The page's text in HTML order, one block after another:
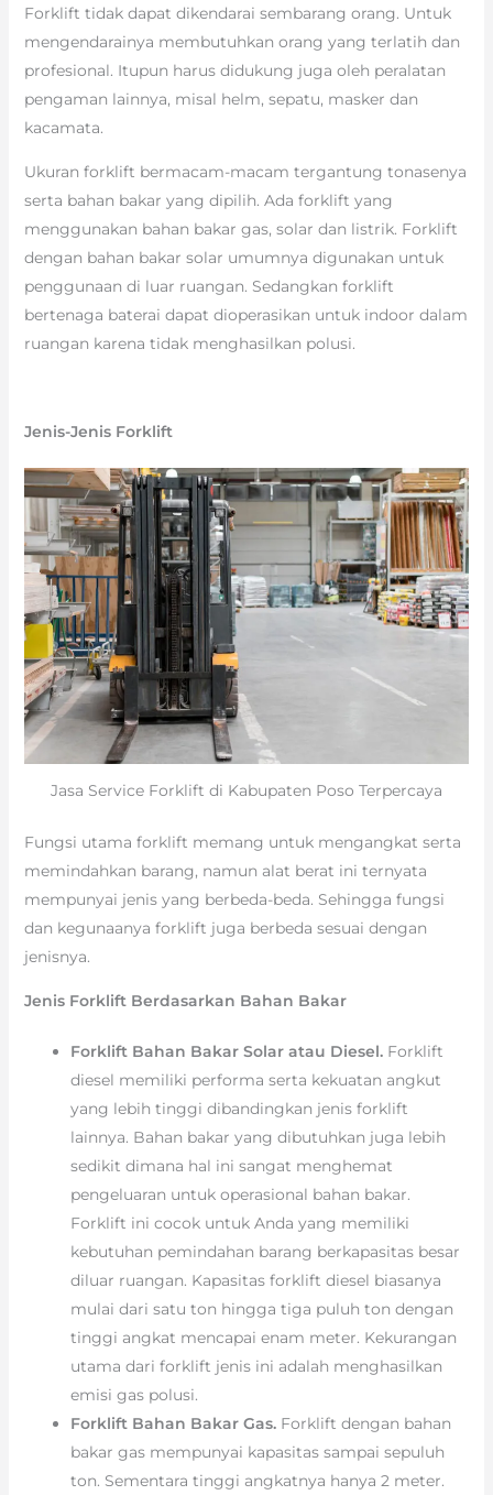
Forklift tidak dapat dikendarai sembarang orang. Untuk
mengendarainya membutuhkan orang yang terlatih dan
profesional. Itupun harus didukung juga oleh peralatan
pengaman lainnya, misal helm, sepatu, masker dan
kacamata.
Ukuran forklift bermacam-macam tergantung tonasenya
serta bahan bakar yang dipilih. Ada forklift yang
menggunakan bahan bakar gas, solar dan listrik. Forklift
dengan bahan bakar solar umumnya digunakan untuk
penggunaan di luar ruangan. Sedangkan forklift
bertenaga baterai dapat dioperasikan untuk indoor dalam
ruangan karena tidak menghasilkan polusi.
Jenis-Jenis Forklift
Jasa Service Forklift di Kabupaten Poso Terpercaya
Fungsi utama forklift memang untuk mengangkat serta
memindahkan barang, namun alat berat ini ternyata
mempunyai jenis yang berbeda-beda. Sehingga fungsi
dan kegunaanya forklift juga berbeda sesuai dengan
jenisnya.
Jenis Forklift Berdasarkan Bahan Bakar
Forklift Bahan Bakar Solar atau Diesel. Forklift
diesel memiliki performa serta kekuatan angkut
yang lebih tinggi dibandingkan jenis forklift
lainnya. Bahan bakar yang dibutuhkan juga lebih
sedikit dimana hal ini sangat menghemat
pengeluaran untuk operasional bahan bakar.
Forklift ini cocok untuk Anda yang memiliki
kebutuhan pemindahan barang berkapasitas besar
diluar ruangan. Kapasitas forklift diesel biasanya
mulai dari satu ton hingga tiga puluh ton dengan
tinggi angkat mencapai enam meter. Kekurangan
utama dari forklift jenis ini adalah menghasilkan
emisi gas polusi.
Forklift Bahan Bakar Gas. Forklift dengan bahan
bakar gas mempunyai kapasitas sampai sepuluh
ton. Sementara tinggi angkatnya hanya 2 meter.